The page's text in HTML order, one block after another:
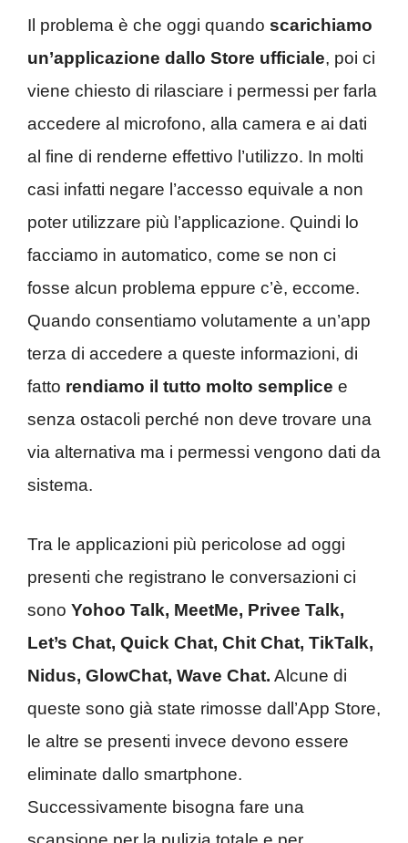
Il problema è che oggi quando scarichiamo
un’applicazione dallo Store ufficiale, poi ci
viene chiesto di rilasciare i permessi per farla
accedere al microfono, alla camera e ai dati
al fine di renderne effettivo l’utilizzo. In molti
casi infatti negare l’accesso equivale a non
poter utilizzare più l’applicazione. Quindi lo
facciamo in automatico, come se non ci
fosse alcun problema eppure c’è, eccome.
Quando consentiamo volutamente a un’app
terza di accedere a queste informazioni, di
fatto rendiamo il tutto molto semplice e
senza ostacoli perché non deve trovare una
via alternativa ma i permessi vengono dati da
sistema.
Tra le applicazioni più pericolose ad oggi
presenti che registrano le conversazioni ci
sono Yohoo Talk, MeetMe, Privee Talk,
Let’s Chat, Quick Chat, Chit Chat, TikTalk,
Nidus, GlowChat, Wave Chat. Alcune di
queste sono già state rimosse dall’App Store,
le altre se presenti invece devono essere
eliminate dallo smartphone.
Successivamente bisogna fare una